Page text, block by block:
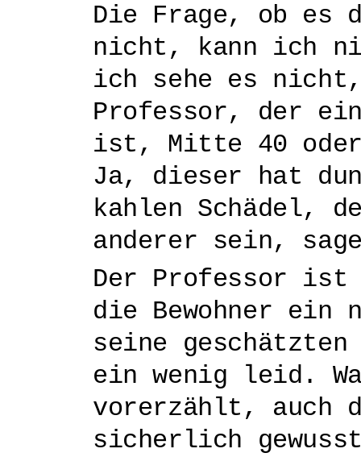
Die Frage, ob es
nicht, kann ich
ich sehe es
Professor, der
ist, Mitte 40 oder
Ja, dieser hat
kahlen Schädel,
anderer sein,
Der Professor
die Bewohner ein
seine
ein wenig leid.
vorerzählt, auch
sicherlich